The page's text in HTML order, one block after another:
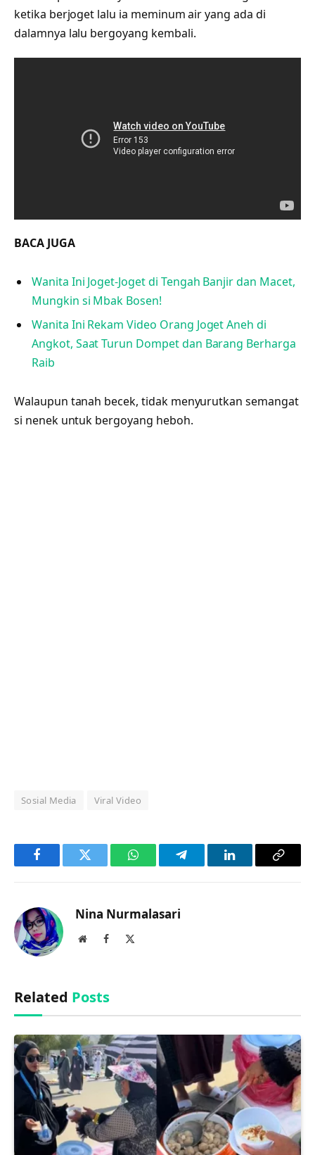
ketika berjoget lalu ia meminum air yang ada di
dalamnya lalu bergoyang kembali.
BACA JUGA
Wanita Ini Joget-Joget di Tengah Banjir dan Macet,
Mungkin si Mbak Bosen!
Wanita Ini Rekam Video Orang Joget Aneh di
Angkot, Saat Turun Dompet dan Barang Berharga
Raib
Walaupun tanah becek, tidak menyurutkan semangat
si nenek untuk bergoyang heboh.
Sosial Media Viral Video
FacebookTwitter WhatsAppTelegramLinkedInCopy
Nina Nurmalasari
WebsiteFacebook
Related Posts